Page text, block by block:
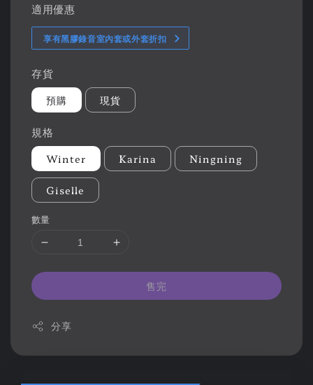
適用優惠
享有黑膠錄音室內套或外套折扣
存貨
預購 現貨
規格
Winter Karina Ningning
Giselle
數量
售完
分享